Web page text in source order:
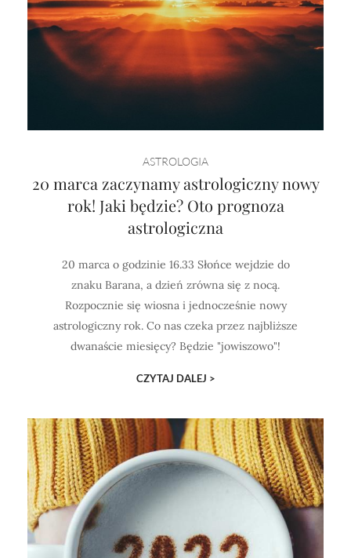
ASTROLOGIA
20 marca zaczynamy astrologiczny nowy
rok! Jaki będzie? Oto prognoza
astrologiczna
20 marca o godzinie 16.33 Słońce wejdzie do
znaku Barana, a dzień zrówna się z nocą.
Rozpocznie się wiosna i jednocześnie nowy
astrologiczny rok. Co nas czeka przez najbliższe
dwanaście miesięcy? Będzie "jowiszowo"!
CZYTAJ DALEJ >